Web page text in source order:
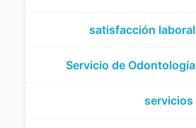
satisfacción laboral
Servicio de Odontología
servicios